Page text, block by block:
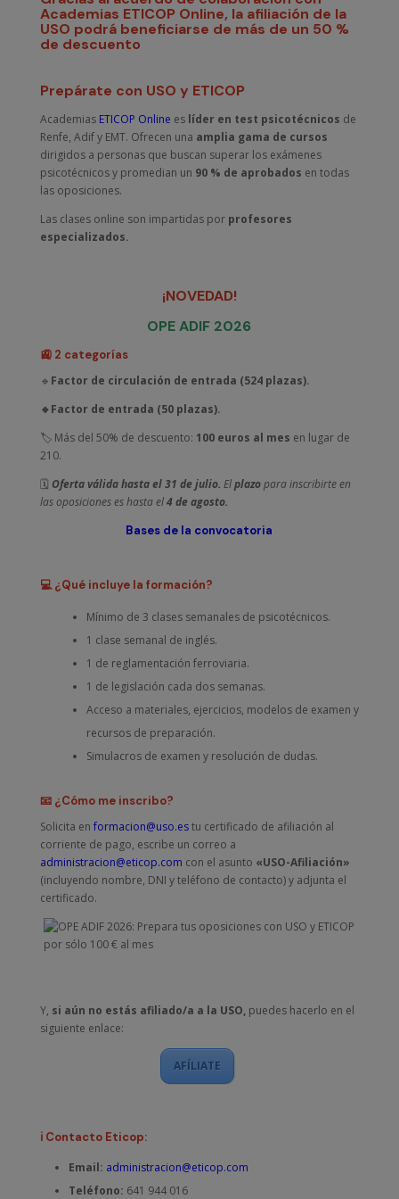
Academias ETICOP Online, la afiliación de la
USO podrá beneficiarse de más de un 50 %
de descuento
Prepárate con USO y ETICOP
Academias ETICOP Online es líder en test psicotécnicos de
Renfe, Adif y EMT. Ofrecen una amplia gama de cursos
dirigidos a personas que buscan superar los exámenes
psicotécnicos y promedian un 90 % de aprobados en todas
las oposiciones.
Las clases online son impartidas por profesores
especializados.
¡NOVEDAD!
OPE ADIF 2026
🚉 2 categorías
🔹 Factor de circulación de entrada (524 plazas).
🔹Factor de entrada (50 plazas).
🏷️ Más del 50% de descuento: 100 euros al mes en lugar de
210.
🗓️ Oferta válida hasta el 31 de julio. Elplazopara inscribirte en
las oposiciones es hasta el4 de agosto.
Bases de la convocatoria
💻 ¿Qué incluye la formación?
Mínimo de 3 clases semanales de psicotécnicos.
1 clase semanal de inglés.
1 de reglamentación ferroviaria.
1 de legislación cada dos semanas.
Acceso a materiales, ejercicios, modelos de examen y
recursos de preparación.
Simulacros de examen y resolución de dudas.
📧 ¿Cómo me inscribo?
Solicita en formacion@uso.estu certificado de afiliación al
corriente de pago, escribe un correo a
administracion@eticop.com con el asunto «USO-Afiliación»
(incluyendo nombre, DNI y teléfono de contacto) y adjunta el
certificado.
Y, si aún no estás afiliado/a a la USO,puedes hacerlo en el
siguiente enlace:
AFÍLIATE
ℹ️ Contacto Eticop:
Email: administracion@eticop.com
Teléfono: 641 944 016